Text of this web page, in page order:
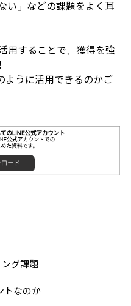
い」などの課題をよく耳
用することで、獲得を強
ように活用できるのかご
グ課題
トなのか